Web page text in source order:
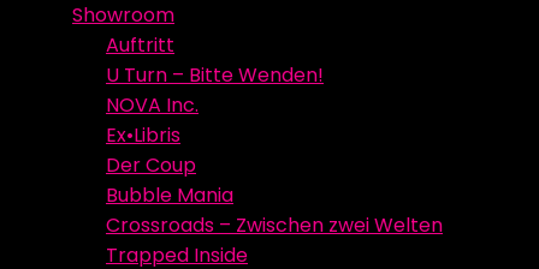
Showroom
Auftritt
U Turn – Bitte Wenden!
NOVA Inc.
Ex•Libris
Der Coup
Bubble Mania
Crossroads – Zwischen zwei Welten
Trapped Inside